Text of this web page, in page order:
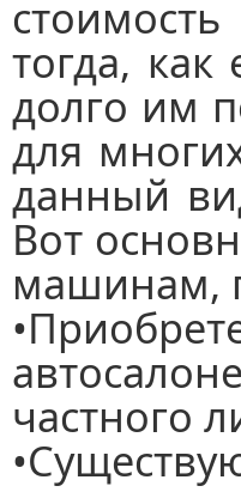
тогда, как
долго им
для
данный
Вот
машинам,
частного